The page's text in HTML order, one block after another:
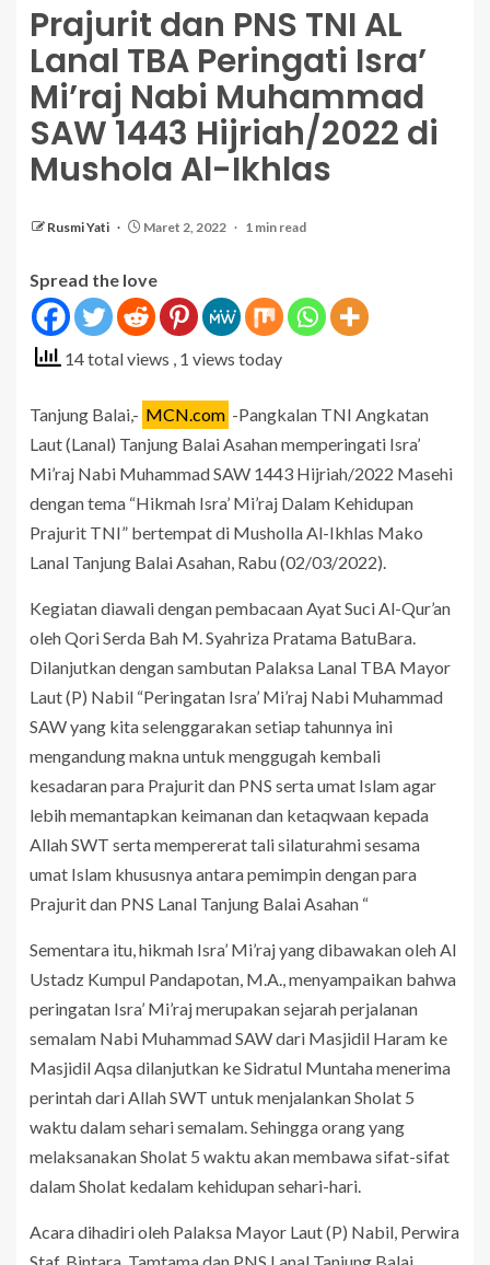
Prajurit dan PNS TNI AL
Lanal TBA Peringati Isra’
Mi’raj Nabi Muhammad
SAW 1443 Hijriah/2022 di
Mushola Al-Ikhlas
Rusmi Yati Maret 2, 2022 1 min read
Spread the love
14 total views , 1 views today
Tanjung Balai,- MCN.com -Pangkalan TNI Angkatan
Laut (Lanal) Tanjung Balai Asahan memperingati Isra’
Mi’raj Nabi Muhammad SAW 1443 Hijriah/2022 Masehi
dengan tema “Hikmah Isra’ Mi’raj Dalam Kehidupan
Prajurit TNI” bertempat di Musholla Al-Ikhlas Mako
Lanal Tanjung Balai Asahan, Rabu (02/03/2022).
Kegiatan diawali dengan pembacaan Ayat Suci Al-Qur’an
oleh Qori Serda Bah M. Syahriza Pratama BatuBara.
Dilanjutkan dengan sambutan Palaksa Lanal TBA Mayor
Laut (P) Nabil “Peringatan Isra’ Mi’raj Nabi Muhammad
SAW yang kita selenggarakan setiap tahunnya ini
mengandung makna untuk menggugah kembali
kesadaran para Prajurit dan PNS serta umat Islam agar
lebih memantapkan keimanan dan ketaqwaan kepada
Allah SWT serta mempererat tali silaturahmi sesama
umat Islam khususnya antara pemimpin dengan para
Prajurit dan PNS Lanal Tanjung Balai Asahan “
Sementara itu, hikmah Isra’ Mi’raj yang dibawakan oleh Al
Ustadz Kumpul Pandapotan, M.A., menyampaikan bahwa
peringatan Isra’ Mi’raj merupakan sejarah perjalanan
semalam Nabi Muhammad SAW dari Masjidil Haram ke
Masjidil Aqsa dilanjutkan ke Sidratul Muntaha menerima
perintah dari Allah SWT untuk menjalankan Sholat 5
waktu dalam sehari semalam. Sehingga orang yang
melaksanakan Sholat 5 waktu akan membawa sifat-sifat
dalam Sholat kedalam kehidupan sehari-hari.
Acara dihadiri oleh Palaksa Mayor Laut (P) Nabil, Perwira